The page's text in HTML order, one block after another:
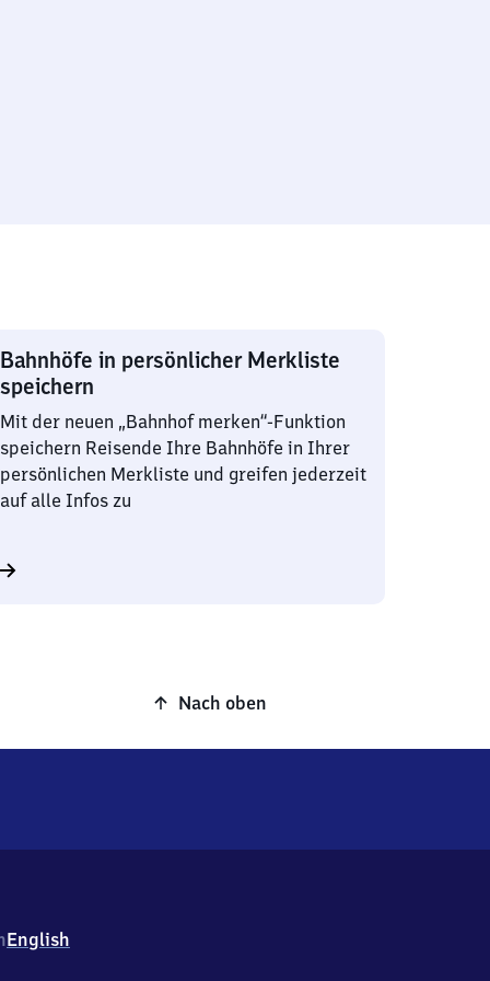
Bahnhöfe in persönlicher Merkliste
speichern
Mit der neuen „Bahnhof merken“-Funktion
speichern Reisende Ihre Bahnhöfe in Ihrer
persönlichen Merkliste und greifen jederzeit
auf alle Infos zu
Nach oben
English